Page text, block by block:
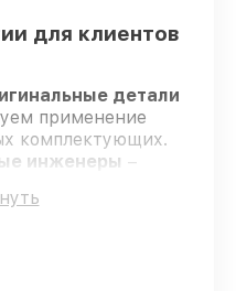
для клиентов
детали
применение
комплектующих.
инженеры –
их